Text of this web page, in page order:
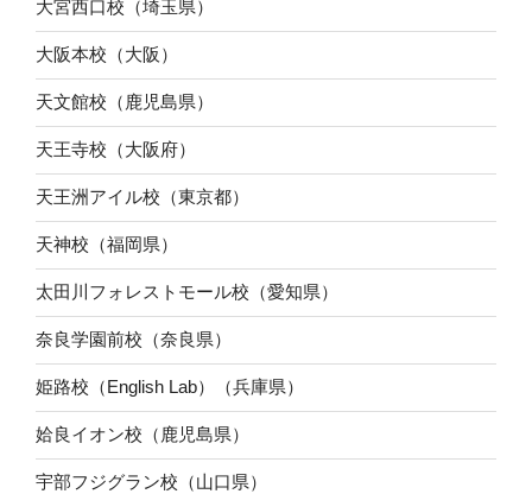
大宮西口校（埼玉県）
大阪本校（大阪）
天文館校（鹿児島県）
天王寺校（大阪府）
天王洲アイル校（東京都）
天神校（福岡県）
太田川フォレストモール校（愛知県）
奈良学園前校（奈良県）
姫路校（English Lab）（兵庫県）
姶良イオン校（鹿児島県）
宇部フジグラン校（山口県）